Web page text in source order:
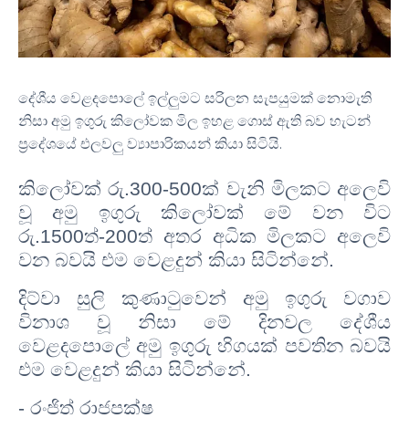
දේශීය වෙළදපොලේ ඉල්ලුමට සරිලන සැපයුමක් නොමැති
නිසා අමු ඉගුරු කිලෝවක මිල ඉහළ ගොස් ඇති බව හැටන්
ප්‍රදේශයේ එලවලු ව්‍යාපාරිකයන් කියා සිටියි.
කිලෝවක් රු.300-500ක් වැනි මිලකට අලෙවි
වූ අමු ඉගුරු කිලෝවක් මේ වන විට
රු.1500ත්-200ත් අතර අධික මිලකට අලෙවි
වන බවයි එම වෙළදුන් කියා සිටින්නේ.
දිට්වා සුලි කුණාටුවෙන් අමු ඉගුරු වගාව
විනාශ වූ නිසා මේ දිනවල දේශීය
වෙළදපොලේ අමු ඉගුරු හිගයක් පවතින බවයි
එම වෙළදුන් කියා සිටින්නේ.
- රංජිත් රාජපක්ෂ